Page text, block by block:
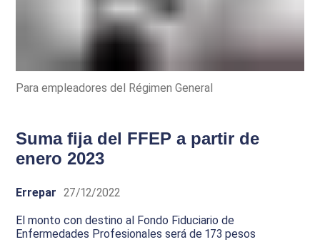
Para empleadores del Régimen General
Suma fija del FFEP a partir de
enero 2023
Errepar 27/12/2022
El monto con destino al Fondo Fiduciario de
Enfermedades Profesionales será de 173 pesos